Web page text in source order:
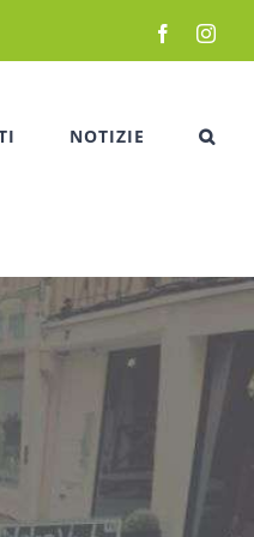
Facebook
NOTIZIE